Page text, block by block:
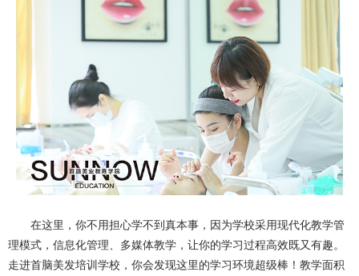
在这里，你不用担心学不到真本事，因为学校采用现代化教学管
理模式，信息化管理、多媒体教学，让你的学习过程高效既又有趣。
走进首脑美发培训学校，你会发现这里的学习环境超级棒！教学面积